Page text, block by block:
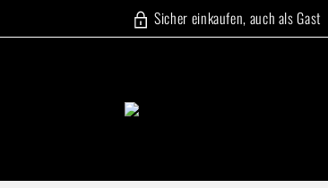
Sicher einkaufen, auch als Gast